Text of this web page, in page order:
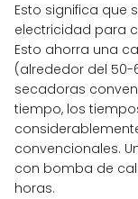
Esto significa que
electricidad para
Esto ahorra una
(alrededor del
secadoras
tiempo, los
convencionales.
con bomba de
horas.